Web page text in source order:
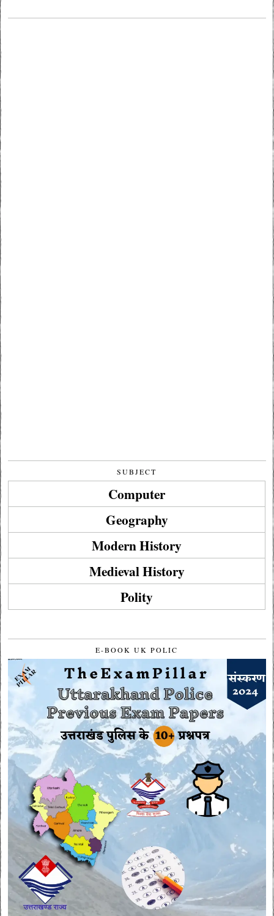
SUBJECT
Computer
Geography
Modern History
Medieval History
Polity
E-BOOK UK POLIC